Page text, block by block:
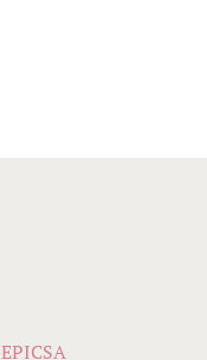
EPICSA